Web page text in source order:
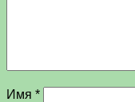
Имя *